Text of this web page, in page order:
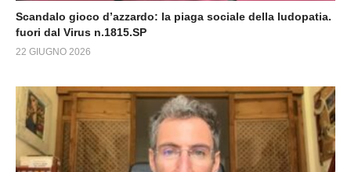
Scandalo gioco d’azzardo: la piaga sociale della ludopatia.
fuori dal Virus n.1815.SP
22 GIUGNO 2026